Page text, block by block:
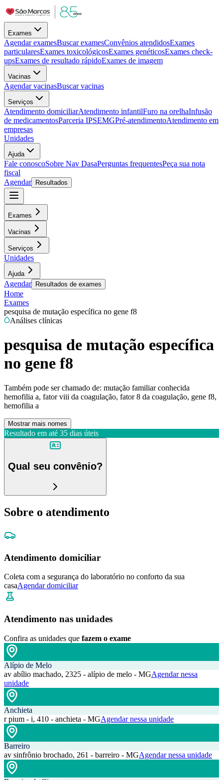
Exames
Agendar examesBuscar examesConvênios atendidosExames
particularesExames toxicológicosExames genéticosExames check-
upsExames de resultado rápidoExames de imagem
Vacinas
Agendar vacinasBuscar vacinas
Serviços
Atendimento domiciliarAtendimento infantilFuro na orelhaInfusão
de medicamentosParceria IPSEMGPré-atendimentoAtendimento em
empresas
Unidades
Ajuda
Fale conoscoSobre Nav DasaPerguntas frequentesPeça sua nota
fiscal
Agendar
Resultados
Exames
Vacinas
Serviços
Unidades
Ajuda
Agendar Resultados de exames
Home
Exames
pesquisa de mutação específica no gene f8
Análises clínicas
pesquisa de mutação específica
no gene f8
Também pode ser chamado de: mutação familiar conhecida
hemofilia a, fator viii da coagulação, fator 8 da coagulação, gene f8,
hemofilia a
Mostrar mais nomes
Resultado em até 35 dias úteis
Qual seu convênio?
Sobre o atendimento
Atendimento domiciliar
Coleta com a segurança do laboratório no conforto da sua
casaAgendar domiciliar
Atendimento nas unidades
Confira as unidades que fazem o exame
Alípio de Melo
av abílio machado, 2325 - alípio de melo - MGAgendar nessa
unidade
Anchieta
r pium - i, 410 - anchieta - MGAgendar nessa unidade
Barreiro
av sinfrônio brochado, 261 - barreiro - MGAgendar nessa unidade